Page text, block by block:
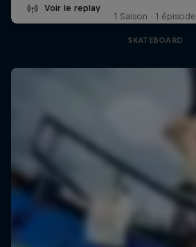
Voir le replay
1 Saison · 1 épisode
SKATEBOARD